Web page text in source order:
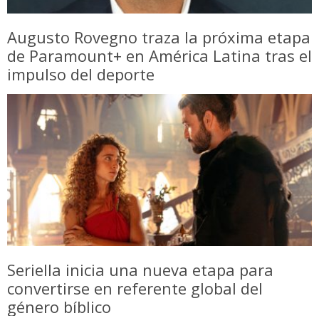
Augusto Rovegno traza la próxima etapa
de Paramount+ en América Latina tras el
impulso del deporte
Seriella inicia una nueva etapa para
convertirse en referente global del
género bíblico